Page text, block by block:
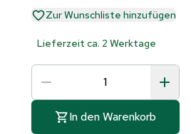
Zur Wunschliste hinzufügen
Lieferzeit ca. 2 Werktage
In den Warenkorb